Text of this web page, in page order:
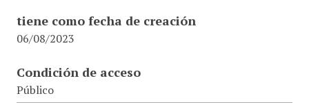
tiene como fecha de creación
06/08/2023
Condición de acceso
Público